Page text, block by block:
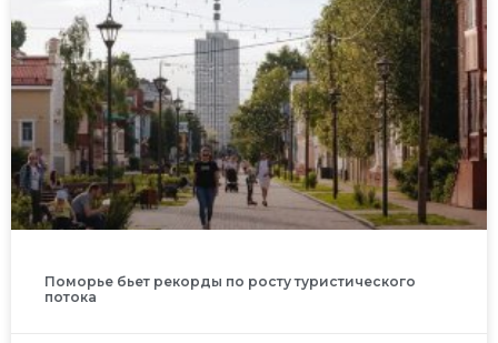
Поморье бьет рекорды по росту туристического
потока